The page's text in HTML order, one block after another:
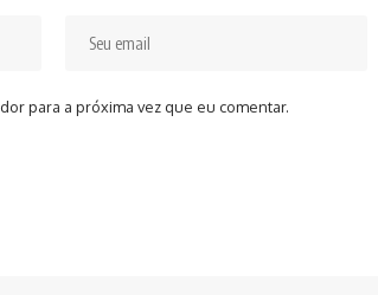
para a próxima vez que eu comentar.